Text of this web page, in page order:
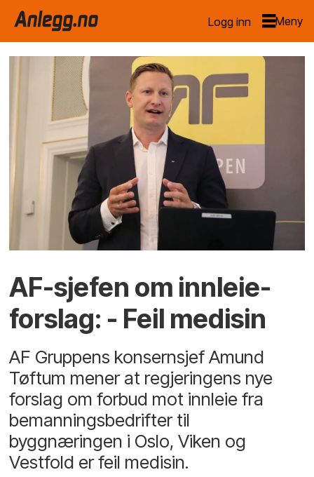
Logg inn
AF-sjefen om innleie-
forslag: - Feil medisin
AF Gruppens konsernsjef Amund
Tøftum mener at regjeringens nye
forslag om forbud mot innleie fra
bemanningsbedrifter til
byggnæringen i Oslo, Viken og
Vestfold er feil medisin.